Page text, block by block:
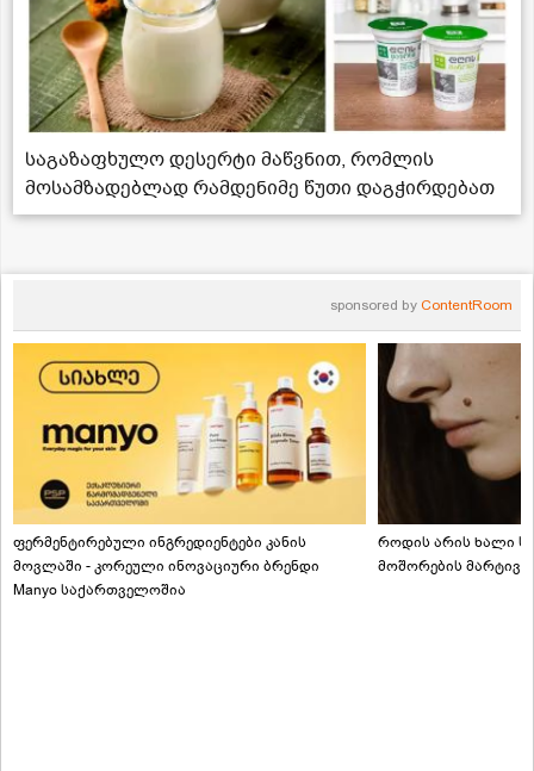
საგაზაფხულო დესერტი მაწვნით, რომლის
მოსამზადებლად რამდენიმე წუთი დაგჭირდებათ
sponsored by ContentRoom
ფერმენტირებული ინგრედიენტები კანის
მოვლაში - კორეული ინოვაციური ბრენდი
Manyo საქართველოშია
როდის არის ხალი
მოშორების